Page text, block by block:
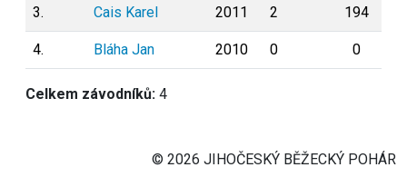
3. Cais Karel 2011 2 194
4. Bláha Jan 2010 0 0
Celkem závodníků: 4
© 2026 JIHOČESKÝ BĚŽECKÝ POHÁR